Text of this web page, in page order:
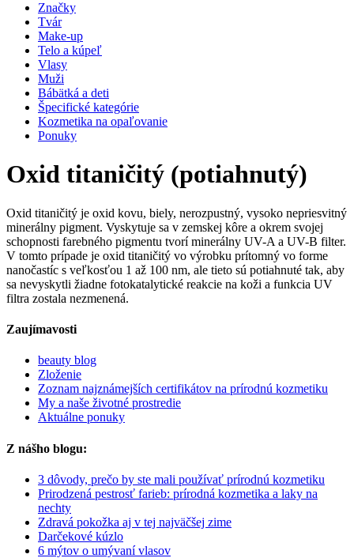
Značky
Tvár
Make-up
Telo a kúpeľ
Vlasy
Muži
Bábätká a deti
Špecifické kategórie
Kozmetika na opaľovanie
Ponuky
Oxid titaničitý (potiahnutý)
Oxid titaničitý je oxid kovu, biely, nerozpustný, vysoko nepriesvitný
minerálny pigment. Vyskytuje sa v zemskej kôre a okrem svojej
schopnosti farebného pigmentu tvorí minerálny UV-A a UV-B filter.
V tomto prípade je oxid titaničitý vo výrobku prítomný vo forme
nanočastíc s veľkosťou 1 až 100 nm, ale tieto sú potiahnuté tak, aby
sa nevyskytli žiadne fotokatalytické reakcie na koži a funkcia UV
filtra zostala nezmenená.
Zaujímavosti
beauty blog
Zloženie
Zoznam najznámejších certifikátov na prírodnú kozmetiku
My a naše životné prostredie
Aktuálne ponuky
Z nášho blogu:
3 dôvody, prečo by ste mali používať prírodnú kozmetiku
Prirodzená pestrosť farieb: prírodná kozmetika a laky na
nechty
Zdravá pokožka aj v tej najväčšej zime
Darčekové kúzlo
6 mýtov o umývaní vlasov